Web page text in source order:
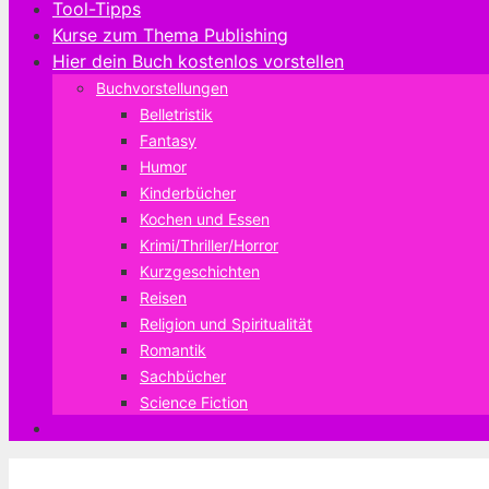
Tool-Tipps
Kurse zum Thema Publishing
Hier dein Buch kostenlos vorstellen
Buchvorstellungen
Belletristik
Fantasy
Humor
Kinderbücher
Kochen und Essen
Krimi/Thriller/Horror
Kurzgeschichten
Reisen
Religion und Spiritualität
Romantik
Sachbücher
Science Fiction